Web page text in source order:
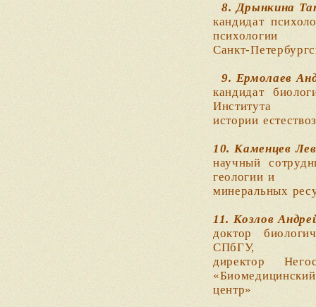
8. Дрынкина
кандидат
психологии
Санкт-
9. Ермолаев
кандидат
Института
истории
10. Каменцев
научный
геологии и
минеральных
11. Козлов
доктор
СПбГУ,
директор
«Биомедицинский
центр»